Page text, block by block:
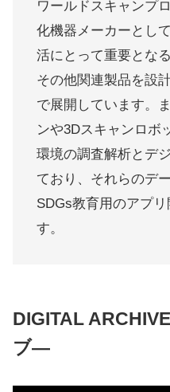
ワールドスキャンプ
化機器メーカーとし
活にとって重要とな
その他関連製品を設
で展開しています。
ンや3Dスキャンロボ
環境の調査解析とデ
ており、それらのデ
SDGs教育用のアプ
す。
DIGITAL
ブ―